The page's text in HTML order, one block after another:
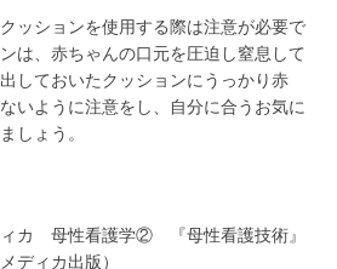
ッションを使用する際は注意が必要で
は、赤ちゃんの口元を圧迫し窒息して
しておいたクッションにうっかり赤
いように注意をし、自分に合うお気に
しょう。
ィカ 母性看護学② 『母性看護技術』
ディカ出版）